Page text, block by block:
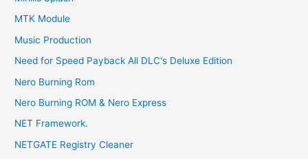
MTK Module
Music Production
Need for Speed Payback All DLC's Deluxe Edition
Nero Burning Rom
Nero Burning ROM & Nero Express
NET Framework.
NETGATE Registry Cleaner